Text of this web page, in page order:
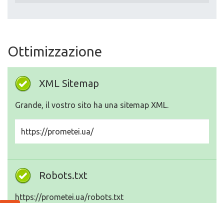
Ottimizzazione
XML Sitemap
Grande, il vostro sito ha una sitemap XML.
https://prometei.ua/
Robots.txt
https://prometei.ua/robots.txt